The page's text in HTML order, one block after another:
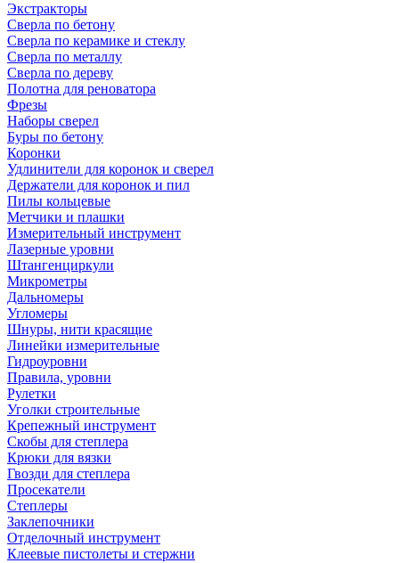
Экстракторы
Сверла по бетону
Сверла по керамике и стеклу
Сверла по металлу
Сверла по дереву
Полотна для реноватора
Фрезы
Наборы сверел
Буры по бетону
Коронки
Удлинители для коронок и сверел
Держатели для коронок и пил
Пилы кольцевые
Метчики и плашки
Измерительный инструмент
Лазерные уровни
Штангенциркули
Микрометры
Дальномеры
Угломеры
Шнуры, нити красящие
Линейки измерительные
Гидроуровни
Правила, уровни
Рулетки
Уголки строительные
Крепежный инструмент
Скобы для степлера
Крюки для вязки
Гвозди для степлера
Просекатели
Степлеры
Заклепочники
Отделочный инструмент
Клеевые пистолеты и стержни